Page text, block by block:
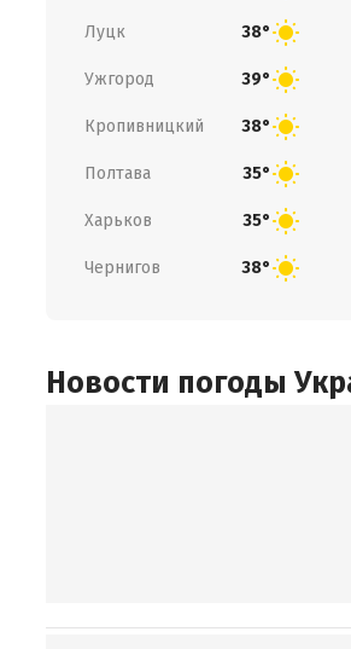
Луцк 38°
Ужгород 39°
Кропивницкий 38°
Полтава 35°
Харьков 35°
Чернигов 38°
Новости погоды